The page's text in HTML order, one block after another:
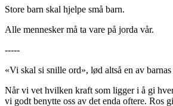
Store barn skal hjelpe små barn.
Alle mennesker må ta vare på jorda vår.
-----
«Vi skal si snille ord», lød altså en av
Når vi vet hvilken kraft som ligger i å gi
vi godt benytte oss av det enda oftere. Ros